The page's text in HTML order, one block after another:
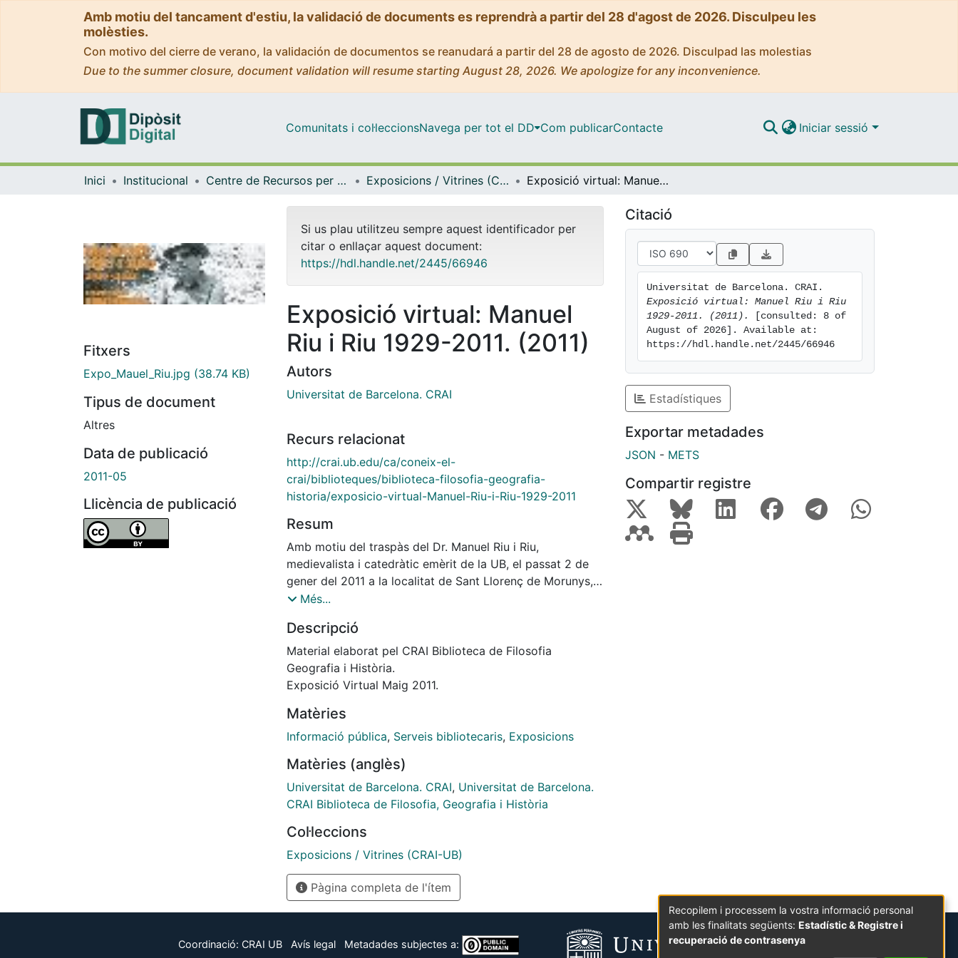
Amb motiu del tancament d'estiu, la validació de documents es reprendrà a partir del 28 d'agost de 2026. Disculpeu les
molèsties.
Con motivo del cierre de verano, la validación de documentos se reanudará a partir del 28 de agosto de 2026. Disculpad las molestias
Due to the summer closure, document validation will resume starting August 28, 2026. We apologize for any inconvenience.
Comunitats i col·leccionsNavega per tot el DD Com publicarContacte Iniciar sessió
Inici Institucional Centre de Recursos per a l'Aprenentatge i la Investigació (CRAI-UB) - Institucional Exposicions / Vitrines (CRAI-UB) Exposició virtual: Manuel Riu i Riu 1929-2011. (2011)
Fitxers
Expo_Mauel_Riu.jpg (38.74 KB)
Tipus de document
Altres
Data de publicació
2011-05
Llicència de publicació
Si us plau utilitzeu sempre aquest identificador per
citar o enllaçar aquest document:
https://hdl.handle.net/2445/66946
Exposició virtual: Manuel
Riu i Riu 1929-2011. (2011)
Autors
Universitat de Barcelona. CRAI
Recurs relacionat
http://crai.ub.edu/ca/coneix-el-
crai/biblioteques/biblioteca-filosofia-geografia-
historia/exposicio-virtual-Manuel-Riu-i-Riu-1929-2011
Resum
Amb motiu del traspàs del Dr. Manuel Riu i Riu,
medievalista i catedràtic emèrit de la UB, el passat 2 de
gener del 2011 a la localitat de Sant Llorenç de Morunys,
el CRAI Biblioteca de Filosofia Geografia i Història
pot visitar durant el maig - juny de 2011.
Més...
Descripció
Material elaborat pel CRAI Biblioteca de Filosofia
Geografia i Història.
Exposició Virtual Maig 2011.
Matèries
Informació pública, Serveis bibliotecaris, Exposicions
Matèries (anglès)
Universitat de Barcelona. CRAI, Universitat de Barcelona.
CRAI Biblioteca de Filosofia, Geografia i Història
Col·leccions
Exposicions / Vitrines (CRAI-UB)
Pàgina completa de l'ítem
Citació
Exposició virtual: Manuel Riu i Riu
1929-2011. (2011).
[consulted: 8 of
August of 2026]. Available at:
https://hdl.handle.net/2445/66946
Estadístiques
Exportar metadades
JSON - METS
Compartir registre
Coordinació: CRAI UB Avís legal Metadades subjectes a:
Recopilem i processem la vostra informació personal
amb les finalitats següents: Estadístic & Registre i
recuperació de contrasenya